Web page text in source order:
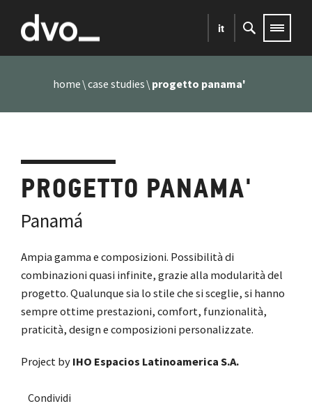
it
home case studies progetto panama'
PROGETTO PANAMA'
Panamá
Ampia gamma e composizioni. Possibilità di
combinazioni quasi infinite, grazie alla modularità del
progetto. Qualunque sia lo stile che si sceglie, si hanno
sempre ottime prestazioni, comfort, funzionalità,
praticità, design e composizioni personalizzate.
Project by IHO Espacios Latinoamerica S.A.
Condividi